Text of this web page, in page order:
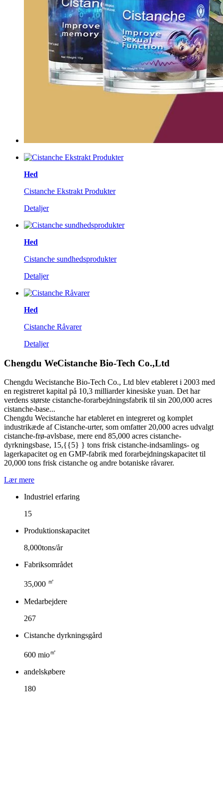
Hed
Cistanche Ekstrakt Produkter
Detaljer
Hed
Cistanche sundhedsprodukter
Detaljer
Hed
Cistanche Råvarer
Detaljer
Chengdu WeCistanche Bio-Tech Co.,Ltd
Chengdu Wecistanche Bio-Tech Co., Ltd blev etableret i 2003 med
en registreret kapital på 10,3 milliarder kinesiske yuan. Det har
verdens største cistanche-forarbejdningsfabrik til sin 200,000 acres
cistanche-base...
Chengdu Wecistanche har etableret en integreret og komplet
industrikæde af Cistanche-urter, som omfatter 20,000 acres udvalgt
cistanche-frø-avlsbase, mere end 85,000 acres cistanche-
dyrkningsbase, 15,{{5} } tons frisk cistanche-indsamlings- og
lagerkapacitet og en GMP-fabrik med forarbejdningskapacitet til
20,000 tons frisk cistanche og andre botaniske råvarer.
Lær mere
Industriel erfaring
15
Produktionskapacitet
8,000tons/år
Fabriksområdet
35,000 ㎡
Medarbejdere
267
Cistanche dyrkningsgård
600 mio㎡
andelskøbere
180